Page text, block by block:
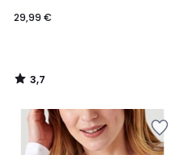
29,99 €
3,7
/